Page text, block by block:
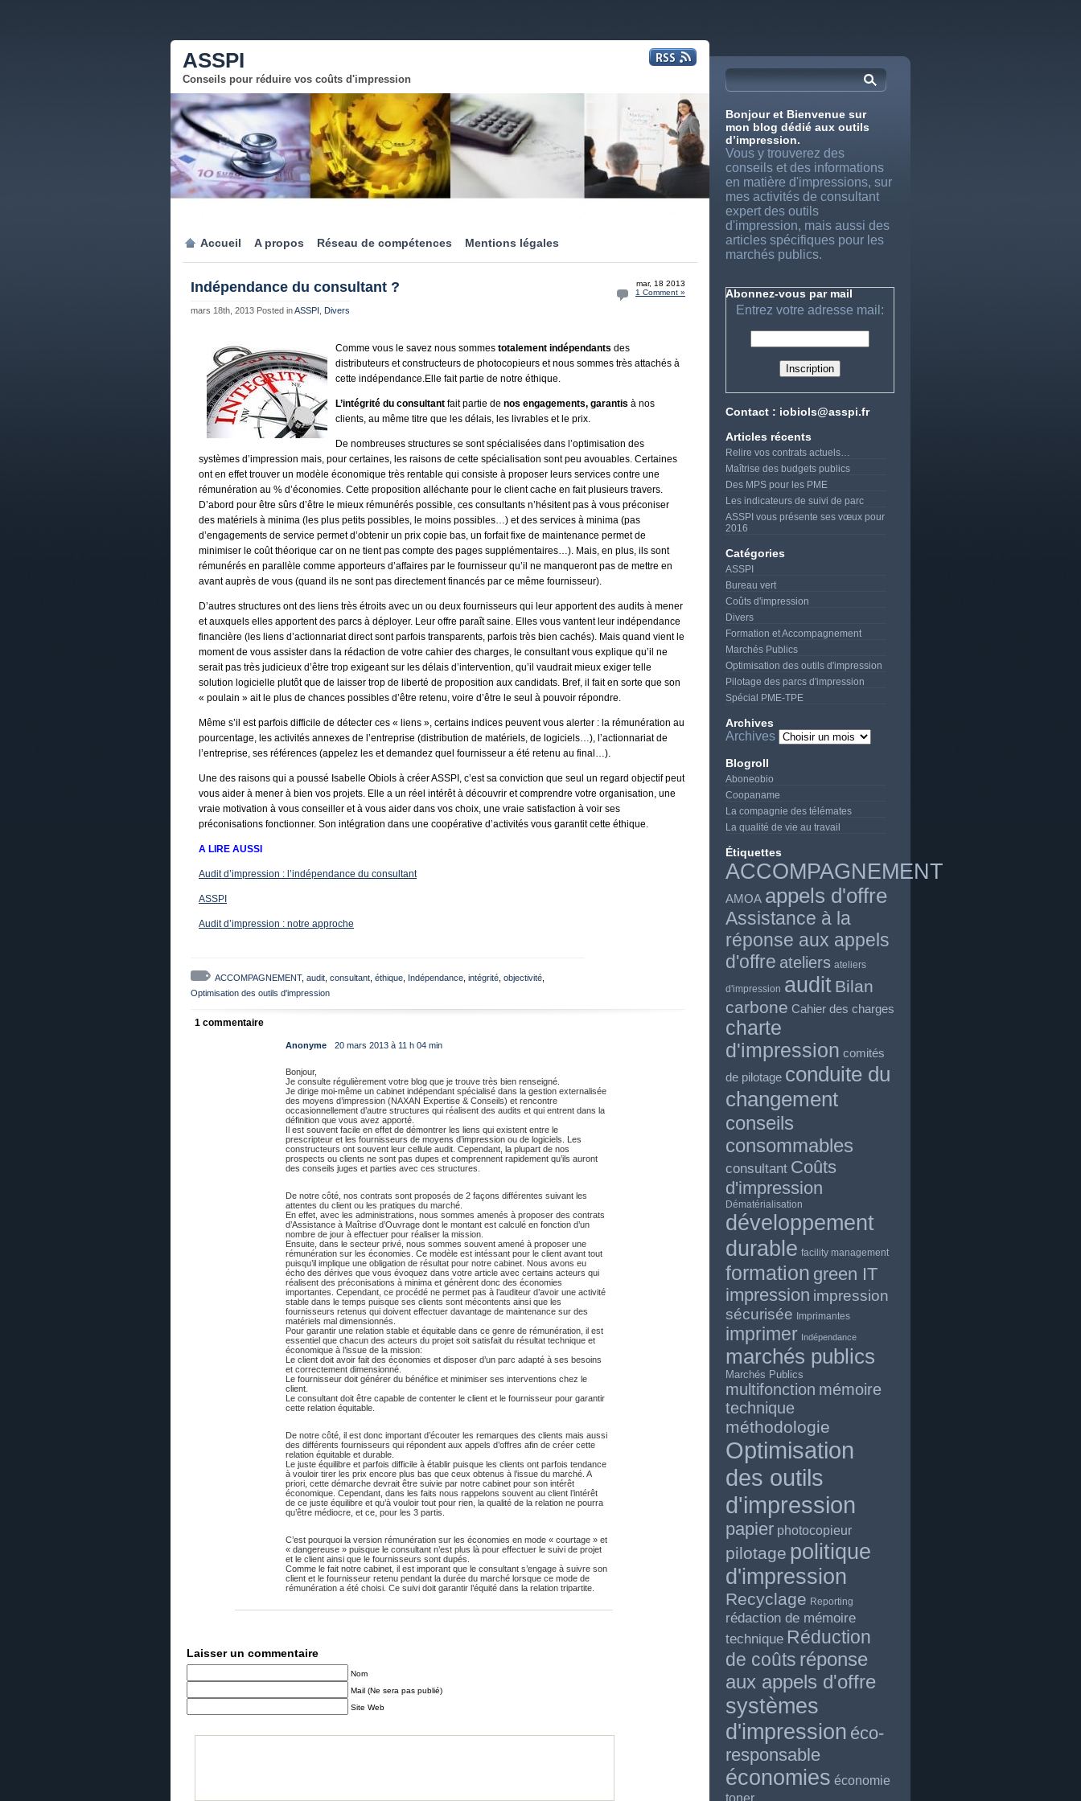
ASSPI
Conseils pour réduire vos coûts d'impression
Accueil A propos Réseau de compétences Mentions légales
Indépendance du consultant ?
mars 18th, 2013 Posted inASSPI Divers
mar, 18 2013
1 Comment »
Comme vous le savez nous sommes totalement indépendants des
distributeurs et constructeurs de photocopieurs et nous sommes très attachés à
cette indépendance.Elle fait partie de notre éthique.
L’intégrité du consultant fait partie de nos engagements, garantis à nos
clients, au même titre que les délais, les livrables et le prix.
De nombreuses structures se sont spécialisées dans l’optimisation des
systèmes d’impression mais, pour certaines, les raisons de cette spécialisation sont peu avouables. Certaines
ont en effet trouver un modèle économique très rentable qui consiste à proposer leurs services contre une
rémunération au % d’économies. Cette proposition alléchante pour le client cache en fait plusieurs travers.
D’abord pour être sûrs d’être le mieux rémunérés possible, ces consultants n’hésitent pas à vous préconiser
des matériels à minima (les plus petits possibles, le moins possibles…) et des services à minima (pas
d’engagements de service permet d’obtenir un prix copie bas, un forfait fixe de maintenance permet de
minimiser le coût théorique car on ne tient pas compte des pages supplémentaires…). Mais, en plus, ils sont
rémunérés en parallèle comme apporteurs d’affaires par le fournisseur qu’il ne manqueront pas de mettre en
avant auprès de vous (quand ils ne sont pas directement financés par ce même fournisseur).
D’autres structures ont des liens très étroits avec un ou deux fournisseurs qui leur apportent des audits à mener
et auxquels elles apportent des parcs à déployer. Leur offre paraît saine. Elles vous vantent leur indépendance
financière (les liens d’actionnariat direct sont parfois transparents, parfois très bien cachés). Mais quand vient le
moment de vous assister dans la rédaction de votre cahier des charges, le consultant vous explique qu’il ne
serait pas très judicieux d’être trop exigeant sur les délais d’intervention, qu’il vaudrait mieux exiger telle
solution logicielle plutôt que de laisser trop de liberté de proposition aux candidats. Bref, il fait en sorte que son
« poulain » ait le plus de chances possibles d’être retenu, voire d’être le seul à pouvoir répondre.
Même s’il est parfois difficile de détecter ces « liens », certains indices peuvent vous alerter : la rémunération au
pourcentage, les activités annexes de l’entreprise (distribution de matériels, de logiciels…), l’actionnariat de
l’entreprise, ses références (appelez les et demandez quel fournisseur a été retenu au final…).
Une des raisons qui a poussé Isabelle Obiols à créer ASSPI, c’est sa conviction que seul un regard objectif peut
vous aider à mener à bien vos projets. Elle a un réel intérêt à découvrir et comprendre votre organisation, une
vraie motivation à vous conseiller et à vous aider dans vos choix, une vraie satisfaction à voir ses
préconisations fonctionner. Son intégration dans une coopérative d’activités vous garantit cette éthique.
A LIRE AUSSI
Audit d’impression : l’indépendance du consultant
ASSPI
Audit d’impression : notre approche
ACCOMPAGNEMENT, audit consultant éthique Indépendance intégrité objectivité
Optimisation des outils d'impression
1 commentaire
Anonyme 20 mars 2013 à 11 h 04 min
Bonjour,
Je consulte régulièrement votre blog que je trouve très bien renseigné.
Je dirige moi-même un cabinet indépendant spécialisé dans la gestion externalisée
des moyens d’impression (NAXAN Expertise & Conseils) et rencontre
occasionnellement d’autre structures qui réalisent des audits et qui entrent dans la
définition que vous avez apporté.
Il est souvent facile en effet de démontrer les liens qui existent entre le
prescripteur et les fournisseurs de moyens d’impression ou de logiciels. Les
constructeurs ont souvent leur cellule audit. Cependant, la plupart de nos
prospects ou clients ne sont pas dupes et comprennent rapidement qu’ils auront
des conseils juges et parties avec ces structures.
De notre côté, nos contrats sont proposés de 2 façons différentes suivant les
attentes du client ou les pratiques du marché.
En effet, avec les administrations, nous sommes amenés à proposer des contrats
d’Assistance à Maîtrise d’Ouvrage dont le montant est calculé en fonction d’un
nombre de jour à effectuer pour réaliser la mission.
Ensuite, dans le secteur privé, nous sommes souvent amené à proposer une
rémunération sur les économies. Ce modèle est intéssant pour le client avant tout
puisqu’il implique une obligation de résultat pour notre cabinet. Nous avons eu
écho des dérives que vous évoquez dans votre article avec certains acteurs qui
réalisent des préconisations à minima et génèrent donc des économies
importantes. Cependant, ce procédé ne permet pas à l’auditeur d’avoir une activité
stable dans le temps puisque ses clients sont mécontents ainsi que les
fournisseurs retenus qui doivent effectuer davantage de maintenance sur des
matériels mal dimensionnés.
Pour garantir une relation stable et équitable dans ce genre de rémunération, il est
essentiel que chacun des acteurs du projet soit satisfait du résultat technique et
économique à l’issue de la mission:
Le client doit avoir fait des économies et disposer d’un parc adapté à ses besoins
et correctement dimensionné.
Le fournisseur doit générer du bénéfice et minimiser ses interventions chez le
client.
Le consultant doit être capable de contenter le client et le fournisseur pour garantir
cette relation équitable.
De notre côté, il est donc important d’écouter les remarques des clients mais aussi
des différents fournisseurs qui répondent aux appels d’offres afin de créer cette
relation équitable et durable.
Le juste équilibre et parfois difficile à établir puisque les clients ont parfois tendance
à vouloir tirer les prix encore plus bas que ceux obtenus à l’issue du marché. A
priori, cette démarche devrait être suivie par notre cabinet pour son intérêt
économique. Cependant, dans les faits nous rappelons souvent au client l’intérêt
de ce juste équilibre et qu’à vouloir tout pour rien, la qualité de la relation ne pourra
qu’être médiocre, et ce, pour les 3 partis.
C’est pourquoi la version rémunération sur les économies en mode « courtage » et
« dangereuse » puisque le consultant n’est plus là pour effectuer le suivi de projet
et le client ainsi que le fournisseurs sont dupés.
Comme le fait notre cabinet, il est imporant que le consultant s’engage à suivre son
client et le fournisseur retenu pendant la durée du marché lorsque ce mode de
rémunération a été choisi. Ce suivi doit garantir l’équité dans la relation tripartite.
Laisser un commentaire
Nom
Mail (Ne sera pas publié)
Site Web
Bonjour et Bienvenue sur
mon blog dédié aux outils
d’impression.
Vous y trouverez des
conseils et des informations
en matière d'impressions, sur
mes activités de consultant
expert des outils
d'impression, mais aussi des
articles spécifiques pour les
marchés publics.
Abonnez-vous par mail
Entrez votre adresse mail:
Contact : iobiols@asspi.fr
Articles récents
Relire vos contrats actuels…
Maîtrise des budgets publics
Des MPS pour les PME
Les indicateurs de suivi de parc
ASSPI vous présente ses vœux pour
2016
Catégories
ASSPI
Bureau vert
Coûts d'impression
Divers
Formation et Accompagnement
Marchés Publics
Optimisation des outils d'impression
Pilotage des parcs d'impression
Spécial PME-TPE
Archives
Archives
Blogroll
Aboneobio
Coopaname
La compagnie des télémates
La qualité de vie au travail
Étiquettes
ACCOMPAGNEMENT
AMOA appels d'offre
Assistance à la
réponse aux appels
d'offre ateliers ateliers
d'impression audit Bilan
carbone Cahier des charges
charte
d'impression comités
de pilotage conduite du
changement
conseils
consommables
consultant Coûts
d'impression
Dématérialisation
développement
durable facility management
formation green IT
impression impression
sécurisée
Imprimantes
imprimer Indépendance
marchés publics
Marchés Publics
multifonction mémoire
technique
méthodologie
Optimisation
des outils
d'impression
papier photocopieur
pilotage politique
d'impression
Recyclage Reporting
rédaction de mémoire
technique Réduction
de coûts réponse
aux appels d'offre
systèmes
d'impression éco-
responsable
économies économie
toner